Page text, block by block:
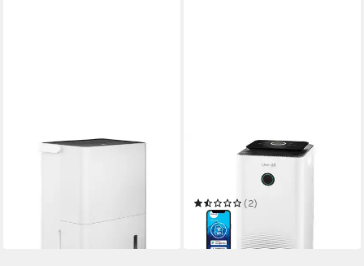
CLEAN AIR OPTIMA
Luftentfeuchter CA-707
SMART - Luftentfeuchter
und Luftreiniger
(2)
379,00 €
in 3-4 Werktagen bei dir